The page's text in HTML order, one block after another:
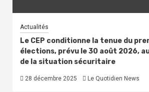
Actualités
Le CEP conditionne la tenue du
élections, prévu le 30 août 2026,
de la situation sécuritaire
28 décembre 2025 Le Quotidien News